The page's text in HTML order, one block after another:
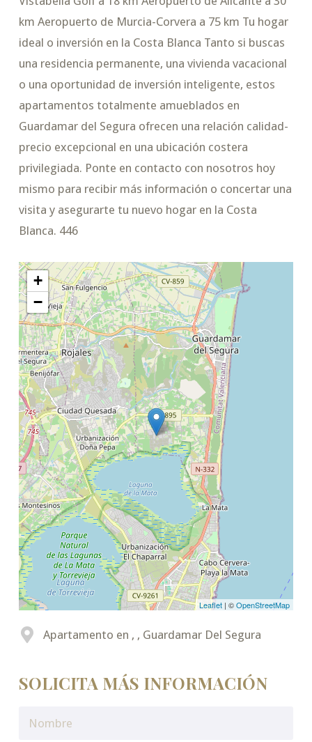
km Aeropuerto de Murcia-Corvera a 75 km Tu hogar
ideal o inversión en la Costa Blanca Tanto si buscas
una residencia permanente, una vivienda vacacional
o una oportunidad de inversión inteligente, estos
apartamentos totalmente amueblados en
Guardamar del Segura ofrecen una relación calidad-
precio excepcional en una ubicación costera
privilegiada. Ponte en contacto con nosotros hoy
mismo para recibir más información o concertar una
visita y asegurarte tu nuevo hogar en la Costa
Blanca. 446
+
−
Leaflet | ©OpenStreetMap
Apartamento en , , Guardamar Del Segura
SOLICITA MÁS INFORMACIÓN